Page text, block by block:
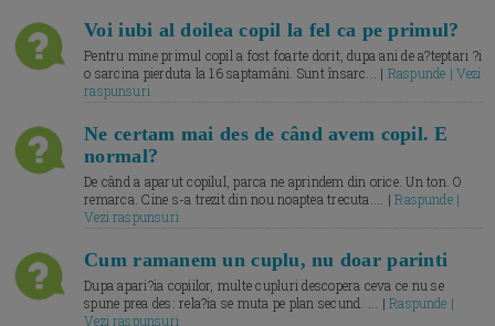
Voi iubi al doilea copil la fel ca pe primul?
Pentru mine primul copil a fost foarte dorit, dupa ani de a?teptari ?i
o sarcina pierduta la 16 saptamâni. Sunt însarc... | Raspunde | Vezi
raspunsuri
Ne certam mai des de când avem copil. E
normal?
De când a aparut copilul, parca ne aprindem din orice. Un ton. O
remarca. Cine s-a trezit din nou noaptea trecuta.... |Raspunde |
Vezi raspunsuri
Cum ramanem un cuplu, nu doar parinti
Dupa apari?ia copiilor, multe cupluri descopera ceva ce nu se
spune prea des: rela?ia se muta pe plan secund. ... |Raspunde |
Vezi raspunsuri